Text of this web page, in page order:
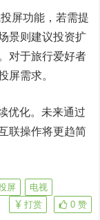
屏功能，若需提
景则建议投资扩
对于旅行爱好者
屏需求。
优化。未来通过
联操作将更趋简
屏
电视
0 赞
打赏